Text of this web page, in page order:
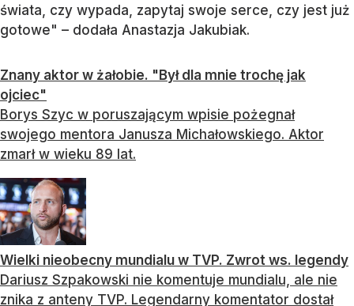
świata, czy wypada, zapytaj swoje serce, czy jest już
gotowe" – dodała Anastazja Jakubiak.
Znany aktor w żałobie. "Był dla mnie trochę jak
ojciec"
Borys Szyc w poruszającym wpisie pożegnał
swojego mentora Janusza Michałowskiego. Aktor
zmarł w wieku 89 lat.
Wielki nieobecny mundialu w TVP. Zwrot ws. legendy
Dariusz Szpakowski nie komentuje mundialu, ale nie
znika z anteny TVP. Legendarny komentator dostał